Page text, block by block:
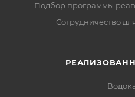
Подбор программы
Сотрудничество